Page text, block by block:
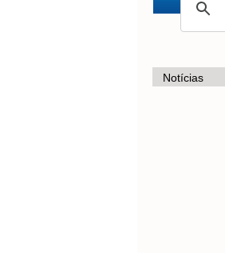
Notícias